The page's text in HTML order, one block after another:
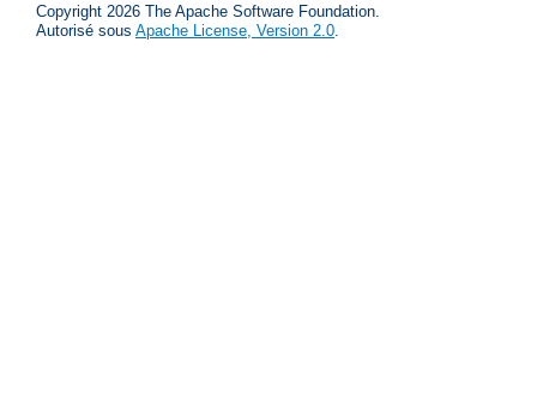
Copyright 2026 The Apache Software Foundation.
Autorisé sous Apache License, Version 2.0